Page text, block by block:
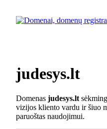
judesys.lt
Domenas judesys.lt
vizijos kliento vardu ir šiuo
paruoštas naudojimui.